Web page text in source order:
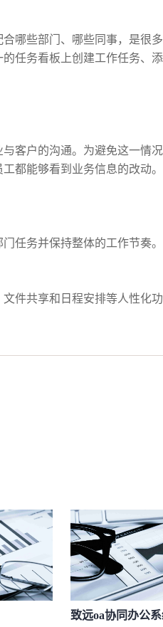
哪些部门、哪些同事，是很
任务看板上创建工作任务、
客户的沟通。为避免这一情
都能够看到业务信息的改动。
任务并保持整体的工作节奏
件共享和日程安排等人性化
致远oa协同办公